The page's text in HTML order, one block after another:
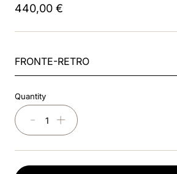
2 .nova
3.reithelm
4.box
6. chromo 2
7.helm
8.glänzend
440,00 €
FRONTE-RETRO
Quantity
＋
－